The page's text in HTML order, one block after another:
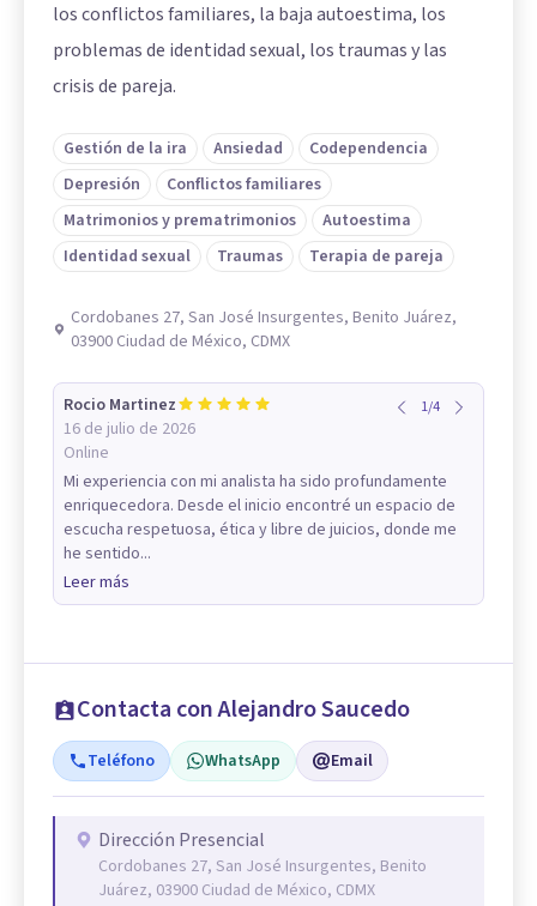
los conflictos familiares, la baja autoestima, los
problemas de identidad sexual, los traumas y las
crisis de pareja.
Gestión de la ira Ansiedad
Codependencia
Depresión
Conflictos familiares
Matrimonios y prematrimonios
Autoestima
Identidad sexual
Traumas Terapia de pareja
Cordobanes 27, San José Insurgentes, Benito Juárez,
03900 Ciudad de México, CDMX
Rocio Martinez
16 de julio de 2026
Online
1/4
Mi experiencia con mi analista ha sido profundamente
enriquecedora. Desde el inicio encontré un espacio de
escucha respetuosa, ética y libre de juicios, donde me
he sentido...
Leer más
Contacta con Alejandro Saucedo
Teléfono WhatsApp Email
Dirección Presencial
Cordobanes 27, San José Insurgentes, Benito
Juárez, 03900 Ciudad de México, CDMX